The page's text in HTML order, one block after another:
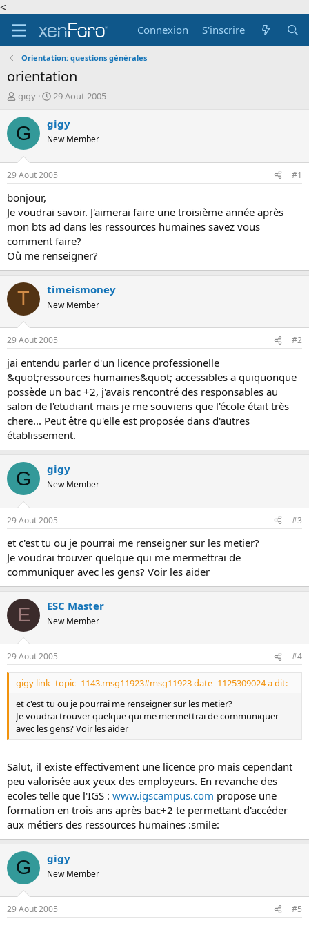
<
Connexion
S'inscrire
Orientation: questions générales
orientation
A
t
e
r
d
e
l
d
i
s
c
u
s
s
o
n
gigy
D
t
e
d
d
é
u
t
29 Aout 2005
G gigy
New Member
29 Aout 2005 #1
bonjour,
Je voudrai savoir. J'aimerai faire une troisième année après
mon bts ad dans les ressources humaines savez vous
comment faire?
Où me renseigner?
T timeismoney
New Member
29 Aout 2005 #2
jai entendu parler d'un licence professionelle
&quot;ressources humaines&quot; accessibles a quiquonque
possède un bac +2, j'avais rencontré des responsables au
salon de l'etudiant mais je me souviens que l'école était très
chere... Peut être qu'elle est proposée dans d'autres
établissement.
G gigy
New Member
29 Aout 2005 #3
et c'est tu ou je pourrai me renseigner sur les metier?
Je voudrai trouver quelque qui me mermettrai de
communiquer avec les gens? Voir les aider
E ESC Master
New Member
29 Aout 2005 #4
gigy link=topic=1143.msg11923#msg11923 date=1125309024 a dit:
et c'est tu ou je pourrai me renseigner sur les metier?
Je voudrai trouver quelque qui me mermettrai de communiquer
avec les gens? Voir les aider
Salut, il existe effectivement une licence pro mais cependant
peu valorisée aux yeux des employeurs. En revanche des
ecoles telle que l'IGS : www.igscampus.com propose une
formation en trois ans après bac+2 te permettant d'accéder
aux métiers des ressources humaines :smile:
G gigy
New Member
29 Aout 2005 #5